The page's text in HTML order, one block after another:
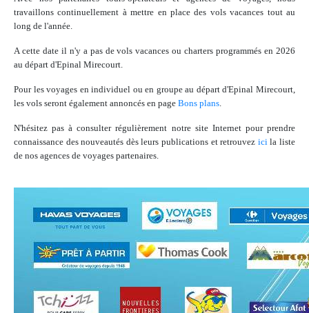
travaillons continuellement à mettre en place des vols vacances tout au
long de l'année.
A cette date il n'y a pas de vols vacances ou charters programmés en 2026
au départ d'Epinal Mirecourt.
Pour les voyages en individuel ou en groupe au départ d'Epinal Mirecourt,
les vols seront également annoncés en page Bons plans.
N'hésitez pas à consulter régulièrement notre site Internet pour prendre
connaissance des nouveautés dès leurs publications et retrouvez icila liste
de nos agences de voyages partenaires.